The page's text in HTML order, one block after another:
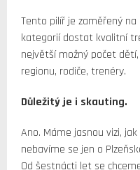
Tento pilíř je zaměřený
kategorií dostat kvalitní
největší možný počet
regionu, rodiče, trenéry.
Důležitý je i skauting.
Ano. Máme jasnou vizi,
nebavíme se jen o
Od šestnácti let se